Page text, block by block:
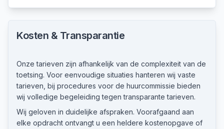
Kosten & Transparantie
Onze tarieven zijn afhankelijk van de complexiteit van de
toetsing. Voor eenvoudige situaties hanteren wij vaste
tarieven, bij procedures voor de huurcommissie bieden
wij volledige begeleiding tegen transparante tarieven.
Wij geloven in duidelijke afspraken. Voorafgaand aan
elke opdracht ontvangt u een heldere kostenopgave of